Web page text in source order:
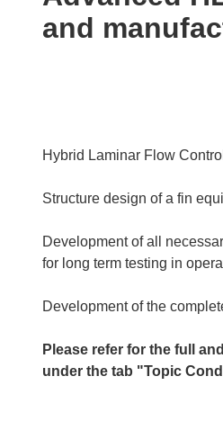
following
languages:
and
Hybrid Laminar Flow
Structure design of a fin
Development of all
for long term testing in
Development of the
Please refer for the full
under the tab "Topic